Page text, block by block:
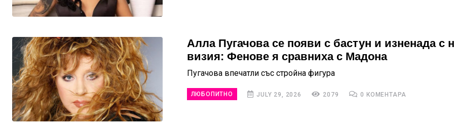
Алла Пугачова се появи с бастун и изненада с
визия: Фенове я сравниха с Мадона
Пугачова впечатли със стройна фигура
ЛЮБОПИТНО JULY 29, 2026 2079 0 КОМЕНТАРА